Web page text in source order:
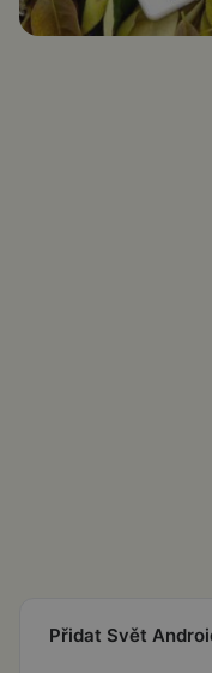
Přidat Svět